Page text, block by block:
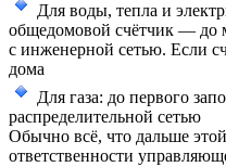
Для воды, тепла и
общедомовой счётчик — до
с инженерной сетью. Если
дома
Для газа: до первого
распределительной сетью
Обычно всё, что дальше
ответственности